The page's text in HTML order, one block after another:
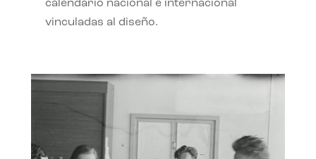
calendario nacional e internacional
vinculadas al diseño.